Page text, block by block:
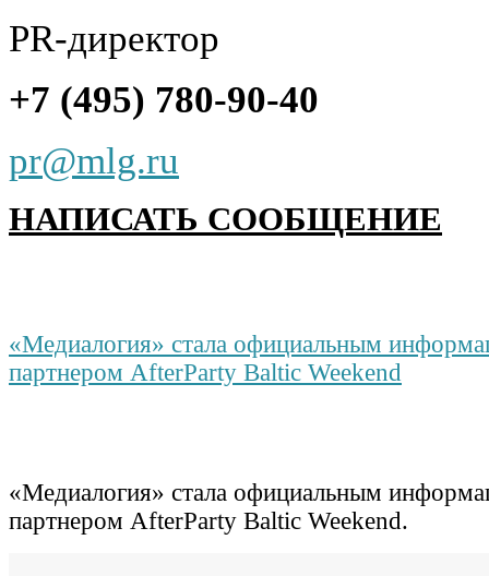
PR-директор
+7 (495) 780-90-40
pr@mlg.ru
НАПИСАТЬ СООБЩЕНИЕ
«Медиалогия» стала официальным
партнером AfterParty Baltic Weekend
«Медиалогия» стала официальным
партнером AfterParty Baltic Weekend.